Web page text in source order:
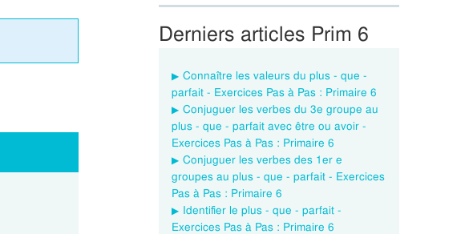
Derniers articles Prim 6
Connaître les valeurs du plus - que -
parfait - Exercices Pas à Pas : Primaire 6
Conjuguer les verbes du 3e groupe au
plus - que - parfait avec être ou avoir -
Exercices Pas à Pas : Primaire 6
Conjuguer les verbes des 1er e
groupes au plus - que - parfait - Exercices
Pas à Pas : Primaire 6
Identifier le plus - que - parfait -
Exercices Pas à Pas : Primaire 6